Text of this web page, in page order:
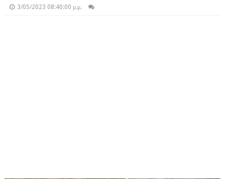
3/05/2023 08:40:00 μ.μ.